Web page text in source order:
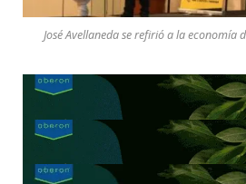
José Avellaneda se refirió a la economía